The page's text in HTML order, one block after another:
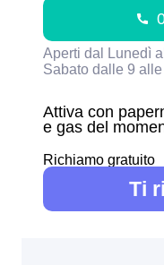
Attiva con
e gas del
Aperti dal Lunedì
Sabato dalle 9 alle
Richiamo gratuito
Ti